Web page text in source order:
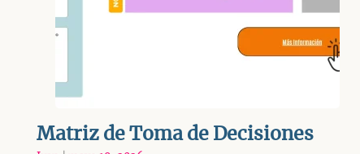
Matriz de Toma de Decisiones